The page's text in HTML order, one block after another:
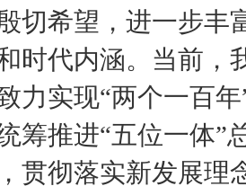
切希望，进一步丰
时代内涵。当前，
力实现“两个一百
筹推进“五位一体”
贯彻落实新发展理